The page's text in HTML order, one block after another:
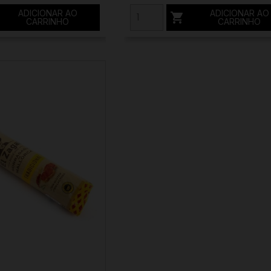
ADICIONAR AO
CARRINHO

ADICIONAR AO
CARRINHO